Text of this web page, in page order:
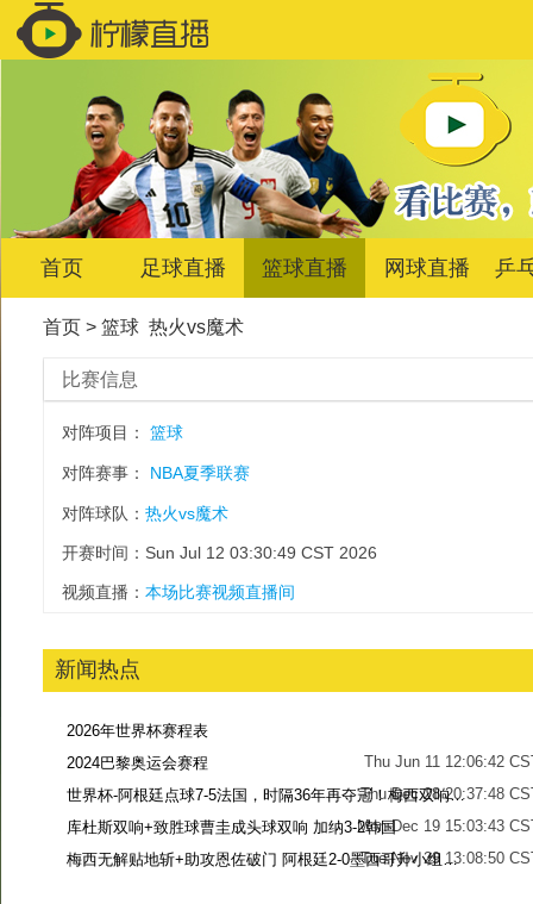
首页 足球直播 篮球直播 网球直播 乒
首页> 篮球 热火vs魔术
比赛信息
对阵项目： 篮球
对阵赛事： NBA夏季联赛
对阵球队： 热火vs魔术
开赛时间：Sun Jul 12 03:30:49 CST 2026
视频直播： 本场比赛视频直播间
新闻热点
2026年世界杯赛程表
Thu Jun 11 12:06:42
2024巴黎奥运会赛程
Thu Dec 28 20:37:48
世界杯-阿根廷点球7-5法国，时隔36年再夺冠！梅西双响姆巴佩戴帽
Mon Dec 19 15:03:43
库杜斯双响+致胜球曹圭成头球双响 加纳3-2韩国
Tue Nov 29 13:08:50
梅西无解贴地斩+助攻恩佐破门 阿根廷2-0墨西哥升小组第二